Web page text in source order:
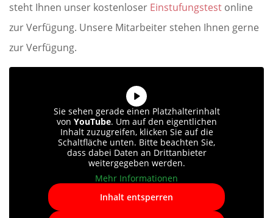
steht Ihnen unser kostenloser Einstufungstest online
zur Verfügung. Unsere Mitarbeiter stehen Ihnen gerne
zur Verfügung.
Sie sehen gerade einen Platzhalterinhalt
von YouTube. Um auf den eigentlichen
Inhalt zuzugreifen, klicken Sie auf die
Schaltfläche unten. Bitte beachten Sie,
dass dabei Daten an Drittanbieter
weitergegeben werden.
Mehr Informationen
Inhalt entsperren